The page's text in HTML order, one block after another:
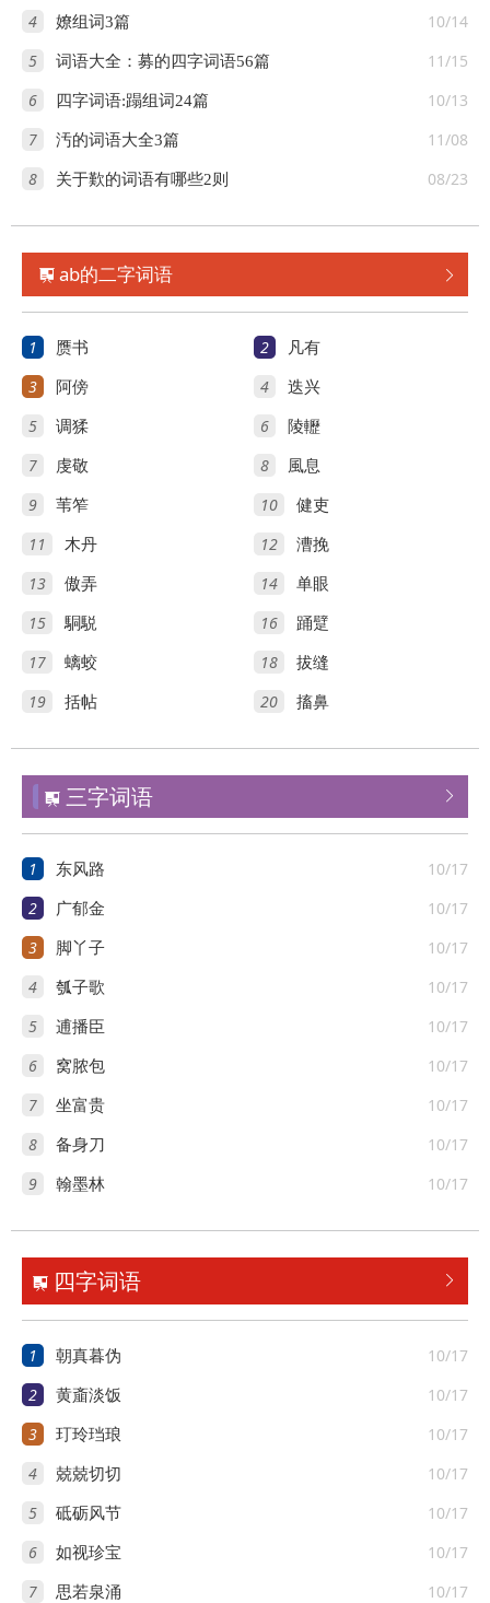
4 10/14
嫽组词3篇
5 11/15
词语大全：募的四字词语56篇
6 10/13
四字词语:蹋组词24篇
7 11/08
汚的词语大全3篇
8 08/23
关于歎的词语有哪些2则

 ab的二字词语
1 赝书 2 凡有
3 阿傍 4 迭兴
5 调猱 6 陵轣
7 虔敬 8 風息
9 苇笮 10 健吏
11 木丹 12 漕挽
13 傲弄 14 单眼
15 駧駾 16 踊躄
17 螭蛟 18 拔缝
19 括帖 20 搐鼻

 三字词语
1 10/17
东风路
2 10/17
广郁金
3 10/17
脚丫子
4 10/17
瓠子歌
5 10/17
逋播臣
6 10/17
窝脓包
7 10/17
坐富贵
8 10/17
备身刀
9 10/17
翰墨林

 四字词语
1 10/17
朝真暮伪
2 10/17
黄齑淡饭
3 10/17
玎玲珰琅
4 10/17
兢兢切切
5 10/17
砥砺风节
6 10/17
如视珍宝
7 10/17
思若泉涌